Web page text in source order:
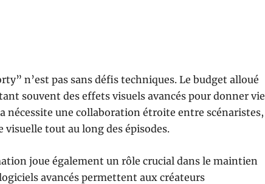
n’est pas sans défis techniques. Le budget alloué
souvent des effets visuels avancés pour donner vie
nécessite une collaboration étroite entre scénaristes,
tout au long des épisodes.
joue également un rôle crucial dans le maintien
avancés permettent aux créateurs